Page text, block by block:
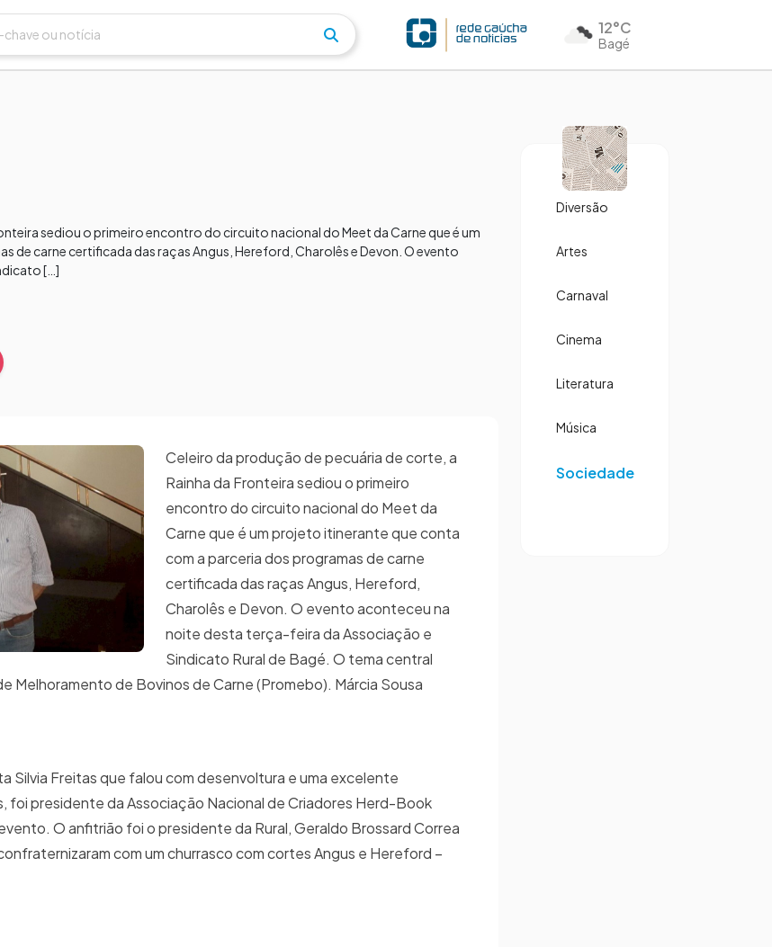
12°C
Bagé
sediou o primeiro encontro do circuito nacional do Meet da Carne que é um
carne certificada das raças Angus, Hereford, Charolês e Devon. O evento
[…]
Celeiro da produção de pecuária de corte, a
Rainha da Fronteira sediou o primeiro
encontro do circuito nacional do Meet da
Carne que é um projeto itinerante que conta
com a parceria dos programas de carne
certificada das raças Angus, Hereford,
Charolês e Devon. O evento aconteceu na
noite desta terça-feira da Associação e
Sindicato Rural de Bagé. O tema central
Melhoramento de Bovinos de Carne (Promebo). Márcia Sousa
Silvia Freitas que falou com desenvoltura e uma excelente
foi presidente da Associação Nacional de Criadores Herd-Book
O anfitrião foi o presidente da Rural, Geraldo Brossard Correa
com um churrasco com cortes Angus e Hereford –
Diversão
Artes
Carnaval
Cinema
Literatura
Música
Sociedade